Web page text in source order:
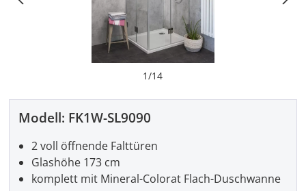
1/14
Modell: FK1W-SL9090
2 voll öffnende Falttüren
Glashöhe 173 cm
komplett mit Mineral-Colorat Flach-Duschwanne